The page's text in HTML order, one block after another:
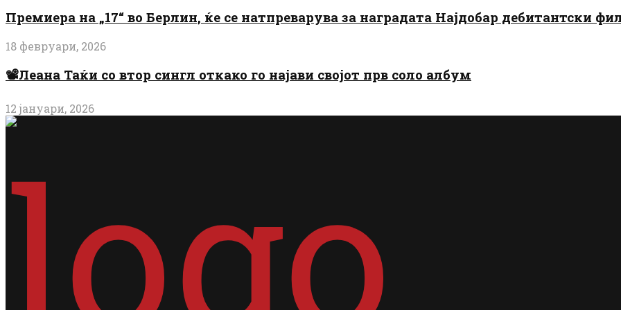
Премиера на „17“ во Берлин, ќе се натпреварува за наградата Најдобар дебитантски
18 февруари, 2026
📽️Леана Таќи со втор сингл откако го најави својот прв соло албум
12 јануари, 2026